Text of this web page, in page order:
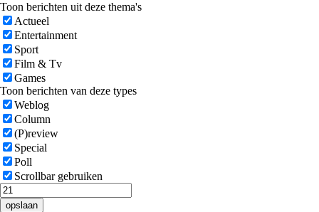
Toon berichten uit deze thema's
Actueel
Entertainment
Sport
Film & Tv
Games
Toon berichten van deze types
Weblog
Column
(P)review
Special
Poll
Scrollbar gebruiken
opslaan